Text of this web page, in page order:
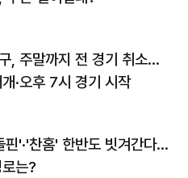
, 주말까지 전 경기 취소…
·오후 7시 경기 시작
핀'·'찬홈' 한반도 빗겨간다…
는?